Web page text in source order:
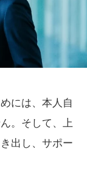
には、本人自
。そして、上
出し、サポー